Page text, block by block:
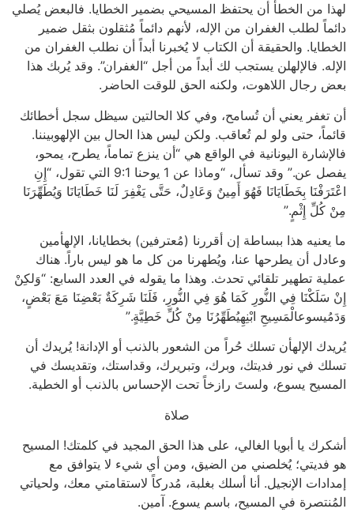
لهذا من الخطأ أن يحتفظ المسيحي بضمير الخطايا. فالبعض يُصلي
دائماً لطلب الغفران من الإله، لأنهم دائماً مُثقلون بثقل ضمير
الخطايا. والحقيقة أن الكتاب لا يُخبرنا أبداً أن نطلب الغفران من
الإله. فالإلهلن يستجب لك أبداً من أجل “الغفران”. وقد يُربك هذا
بعض رجال اللاهوت، ولكنه الحق للوقت الحاضر.
أن تغفر يعني أن تُسامح، وفي كلا الحالتين سيظل سجل أخطائك
قائماً، حتى ولو لم تُعاقب. ولكن ليس هذا الحال بين الإلهوبيننا.
فالإشارة اليونانية في الواقع هي “أن ينزع تماماً، يطرح، يمحو،
يفصل عن.” وقد تسأل، “وماذا عن 1 يوحنا 9:1 التي تقول، “إِنِ
اعْتَرَفْنَا بِخَطَايَانَا فَهُوَ أَمِينٌ وَعَادِلٌ، حَتَّى يَغْفِرَ لَنَا خَطَايَانَا وَيُطَهِّرَنَا
مِنْ كُلِّ إِثْمٍ.”
ما يعنيه هذا ببساطة إن أقررنا (مُعترفين) بخطايانا، الإلهأمين
وعادل أن يطرحها عنا، ويُطهرنا من كل ما هو ليس باراً. هناك
عملية تطهير تلقائي تحدث. وهذا ما يقوله في العدد السابع: “وَلكِنْ
إِنْ سَلَكْنَا فِي النُّورِ كَمَا هُوَ فِي النُّورِ، فَلَنَا شَرِكَةٌ بَعْضِنَا مَعَ بَعْضٍ،
وَدَمُيسوعالْمَسِيحِ ابْنِهِيُطَهِّرُنَا مِنْ كُلِّ خَطِيَّةٍ.”
يُريدك الإلهأن تسلك حُراً من الشعور بالذنب أو الإدانة! يُريدك أن
تسلك في نور فديتك، وبرك، وتبريرك، وقداستك، وتقديسك في
المسيح يسوع، ولستَ رازخاً تحت الإحساس بالذنب أو الخطية.
صلاة
أشكرك يا أبويا الغالي، على هذا الحق المجيد في كلمتك! المسيح
هو فديتي؛ يُخلصني من الضيق، ومن أي شيء لا يتوافق مع
إمدادات الإنجيل. أنا أسلك بغلبة، مُدركاً لاستقامتي معك، ولحياتي
المُنتصرة في المسيح، باسم يسوع. آمين.